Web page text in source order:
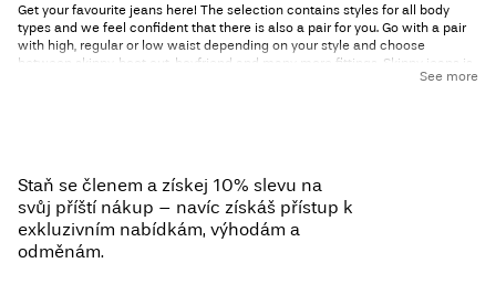
Get your favourite jeans here! The selection contains styles for all body
types and we feel confident that there is also a pair for you. Go with a pair
with high, regular or low waist depending on your style and choose
between skinny, boot cut, boyfriend and many more fittings. Skinny jeans is
the slim fitted version which are being used as the perfect everyday jeans
See more
Staň se členem a získej 10% slevu na
svůj příští nákup – navíc získáš přístup k
exkluzivním nabídkám, výhodám a
odměnám.